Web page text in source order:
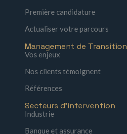
Première candidature
Actualiser votre parcours
Management de Transition
Vos enjeux
Nos clients témoignent
Références
Secteurs d'intervention
Industrie
Banque et assurance